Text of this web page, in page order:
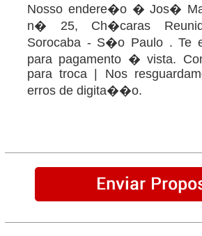
Nosso endere�o � Jos�
n� 25, Ch�caras
Sorocaba - S�o Paulo . Te
para pagamento � vista.
para troca | Nos
erros de digita��o.